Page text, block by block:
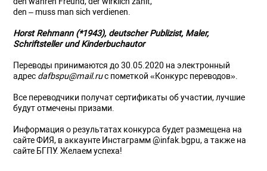
den – muss man sich verdienen.
Horst Rehmann (*1943), deutscher Publizist, Maler,
Schriftsteller und Kinderbuchautor
Переводы принимаются до 30.05.2020 на электронный
адрес dafbspu@mail.ruс пометкой «Конкурс переводов».
Все переводчики получат сертификаты об участии, лучшие
будут отмечены призами.
Информация о результатах конкурса будет размещена на
сайте ФИЯ, в аккаунте Инстаграмм @infak.bgpu, а также на
сайте БГПУ. Желаем успеха!